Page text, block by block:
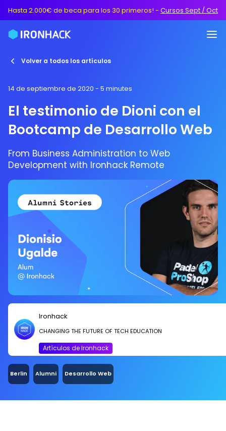
Hasta 2.000€ de beca para los 30 primeros! - Cursos Sept / Oct
Volver a todos los artículos
14 de septiembre de 2020 - 5 minutes
El testimonio de Dioni con el
Bootcamp de Desarrollo Web
From Business Administration to Web
Development with Ironhack Remote
Ironhack
CHANGING THE FUTURE OF TECH EDUCATION
Artículos de Ironhack
Berlin Alumni Desarrollo Web